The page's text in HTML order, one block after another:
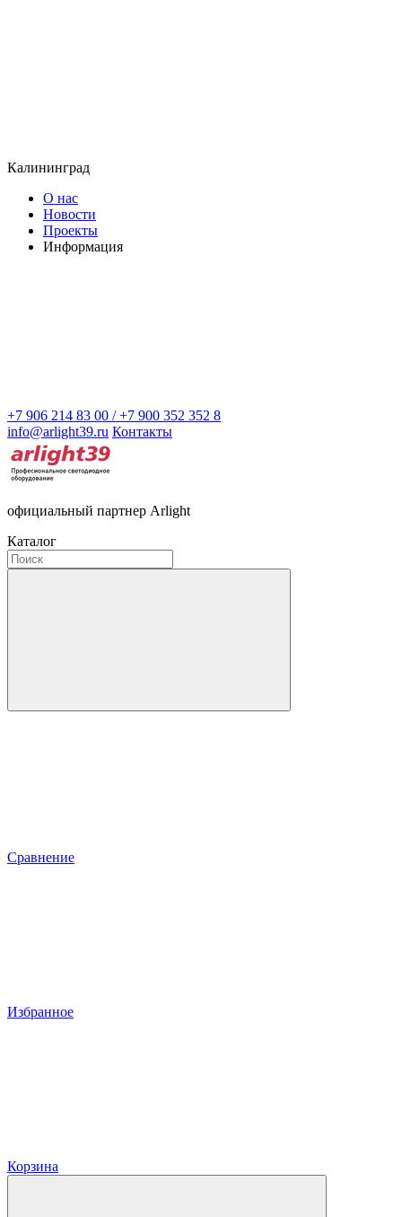
Калининград
О нас
Новости
Проекты
Информация
+7 906 214 83 00 / +7 900 352 352 8
info@arlight39.ru Контакты
официальный партнер Arlight
Каталог
Сравнение
Избранное
Корзина